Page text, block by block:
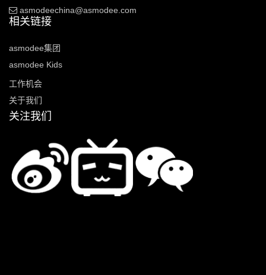
asmodeechina@asmodee.com
相关链接
asmodee集团
asmodee Kids
工作机会
关于我们
关注我们